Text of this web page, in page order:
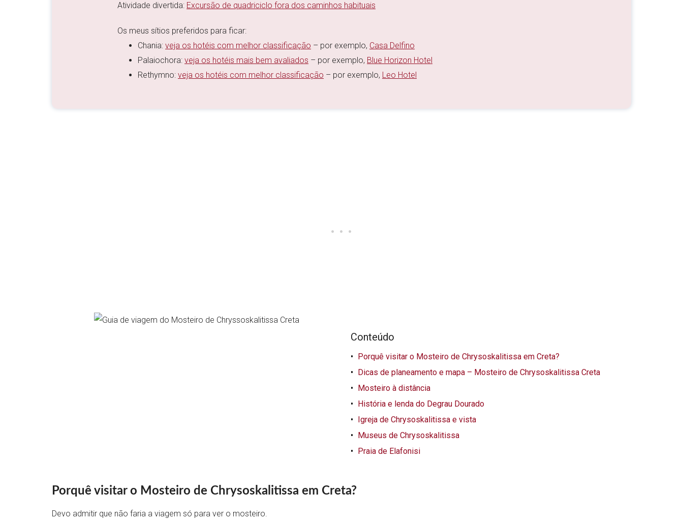
Atividade divertida: Excursão de quadriciclo fora dos caminhos habituais
Os meus sítios preferidos para ficar:
Chania: veja os hotéis com melhor classificação – por exemplo, Casa Delfino
Palaiochora: veja os hotéis mais bem avaliados – por exemplo, Blue Horizon Hotel
Rethymno: veja os hotéis com melhor classificação – por exemplo, Leo Hotel
Conteúdo
Porquê visitar o Mosteiro de Chrysoskalitissa em Creta?
Dicas de planeamento e mapa – Mosteiro de Chrysoskalitissa Creta
Mosteiro à distância
História e lenda do Degrau Dourado
Igreja de Chrysoskalitissa e vista
Museus de Chrysoskalitissa
Praia de Elafonisi
Porquê visitar o Mosteiro de Chrysoskalitissa em Creta?
Devo admitir que não faria a viagem só para ver o mosteiro.